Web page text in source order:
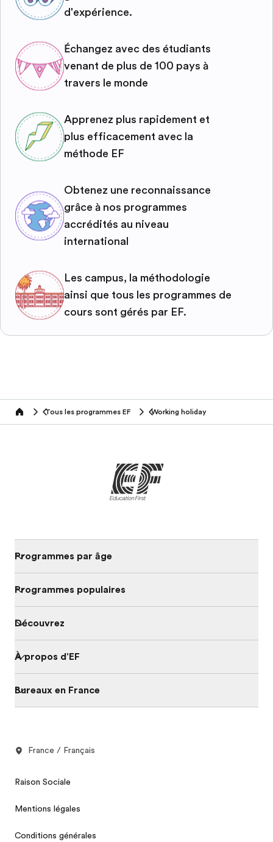
d'expérience.
Échangez avec des étudiants
venant de plus de 100 pays à
travers le monde
Apprenez plus rapidement et
plus efficacement avec la
méthode EF
Obtenez une reconnaissance
grâce à nos programmes
accrédités au niveau
international
Les campus, la méthodologie
ainsi que tous les programmes de
cours sont gérés par EF.
home Tous les programmes EF Working holiday
Programmes par âge
Programmes populaires
Découvrez
À propos d'EF
Bureaux en France
France / Français
Raison Sociale
Mentions légales
Conditions générales